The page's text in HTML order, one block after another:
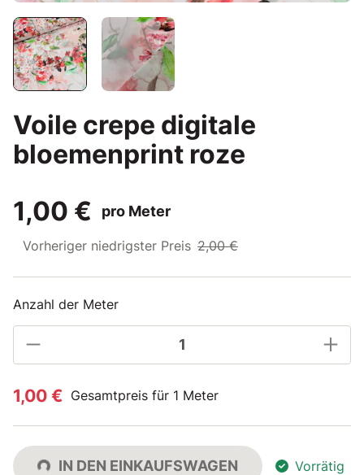
Voile crepe digitale
bloemenprint roze
1,00 €
pro Meter
Vorheriger niedrigster Preis 2,00 €
Anzahl der Meter
1,00 € Gesamtpreis für 1 Meter
IN DEN EINKAUFSWAGEN Vorrätig